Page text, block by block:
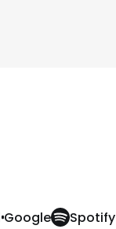
Google Spotify